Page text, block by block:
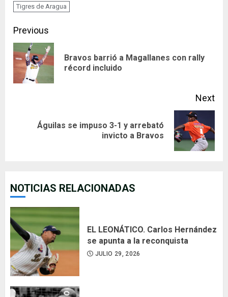
Tigres de Aragua
Continue
Reading
Previous
Bravos barrió a Magallanes con rally
récord incluido
Next
Águilas se impuso 3-1 y arrebató
invicto a Bravos
NOTICIAS RELACIONADAS
EL LEONÁTICO. Carlos Hernández
se apunta a la reconquista
JULIO 29, 2026